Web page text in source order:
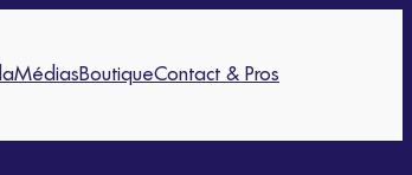
MédiasBoutiqueContact & Pros